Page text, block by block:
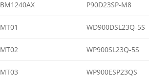
BM1240AX P90D23SP-M8
MT01 WD900DSL23Q-5S
MT02 WP900SL23Q-5S
MT03 WP900ESP23QS